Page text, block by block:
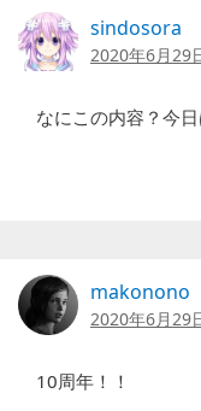
sindosora
2020年6月29
なにこの内容？今
makonono
2020年6月29
10周年！！